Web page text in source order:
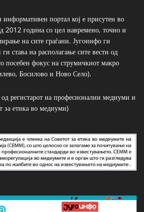
информативен портал кој е присутен во
2012 година со цел навремено, точно и
на сите граѓани. Југоинфо ги
става на располагање сите вести од
посебен фокус на струмичкиот макро
Босилово и Ново Село).
регистарот на професионални медиуми и
етика во медиуми)